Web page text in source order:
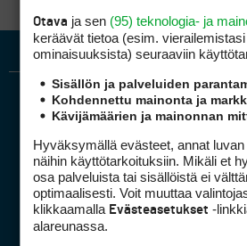
Golfpiste
Otava ja sen (95) teknologia- ja
keräävät tietoa (esim.
ominaisuuk­sista) seuraaviin
Sisällön ja palveluiden
Kohdennettu mainonta ja
Kävijämäärien ja mainonnan
Hyväksymällä evästeet, annat
näihin käyttötarkoituksiin. Mikäli et
osa palveluista tai sisällöistä ei
optimaalisesti. Voit muuttaa
klikkaamalla Evästeasetukset -
alareunassa.